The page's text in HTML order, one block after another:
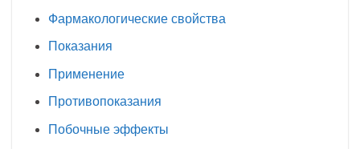
Фармакологические свойства
Показания
Применение
Противопоказания
Побочные эффекты